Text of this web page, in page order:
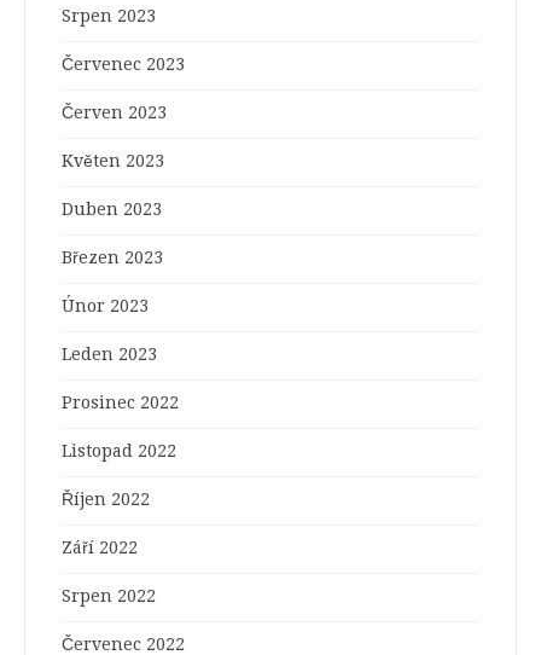
Srpen 2023
Červenec 2023
Červen 2023
Květen 2023
Duben 2023
Březen 2023
Únor 2023
Leden 2023
Prosinec 2022
Listopad 2022
Říjen 2022
Září 2022
Srpen 2022
Červenec 2022